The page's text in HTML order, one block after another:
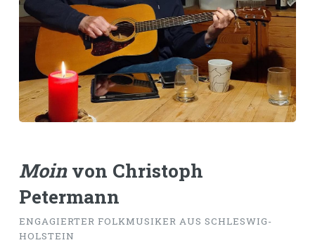
Moinvon Christoph
Petermann
ENGAGIERTER FOLKMUSIKER AUS SCHLESWIG-
HOLSTEIN